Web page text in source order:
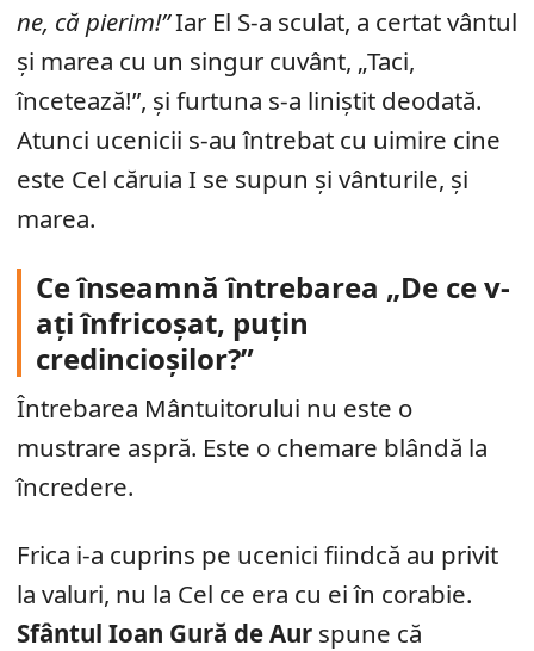
ne, că pierim!”Iar El S-a sculat, a certat vântul
și marea cu un singur cuvânt, „Taci,
încetează!”, și furtuna s-a liniștit deodată.
Atunci ucenicii s-au întrebat cu uimire cine
este Cel căruia I se supun și vânturile, și
marea.
Ce înseamnă întrebarea „De ce v-
ați înfricoșat, puțin
credincioșilor?”
Întrebarea Mântuitorului nu este o
mustrare aspră. Este o chemare blândă la
încredere.
Frica i-a cuprins pe ucenici fiindcă au privit
la valuri, nu la Cel ce era cu ei în corabie.
Sfântul Ioan Gură de Aur spune că